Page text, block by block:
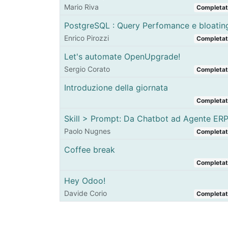
Mario Riva
PostgreSQL : Query Perfomance e
Enrico Pirozzi
Let's automate OpenUpgrade!
Sergio Corato
Introduzione della giornata
Skill > Prompt: Da Chatbot ad Agente ERP
Paolo Nugnes
Coffee break
Hey Odoo!
Davide Corio